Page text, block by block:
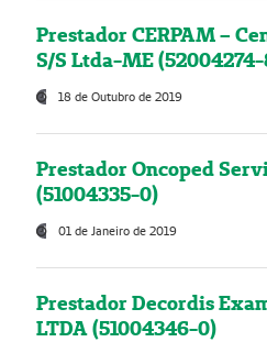
Prestador CERPAM –
S/S Ltda-ME
18 de Outubro de 2019
Prestador Oncoped
(51004335-0)
01 de Janeiro de 2019
Prestador Decordis
LTDA (51004346-0)